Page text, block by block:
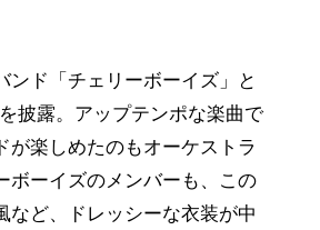
ド「チェリーボーイズ」と
披露。アップテンポな楽曲で
楽しめたのもオーケストラ
ボーイズのメンバーも、この
など、ドレッシーな衣装が中